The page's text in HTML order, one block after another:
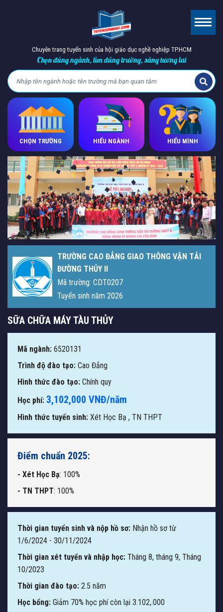
Chuyên trang tuyển sinh của hội giáo dục nghề nghiệp TP.HCM
Chọn đúng ngành, tìm đúng trường, sáng tương lai
HIỂU MÌNH
HIỂU NGÀNH
CHỌN TRƯỜNG
TRƯỜNG CAO ĐẲNG GIAO THÔNG VẬN TẢI
ĐƯỜNG THỦY II
Mã trường: CDT0207
Tuyển sinh năm 2026
SỮA CHỮA MÁY TÀU THỦY
Mã ngành: 6520131
Trình độ đào tạo: Cao Đẳng
Hình thức đào tạo: Chính quy
Học phí: 3,102,000 VNĐ/năm
Hình thức tuyển sinh: Xét Học Bạ , TN THPT
Điểm chuẩn 2025:
- Xét Học Bạ: 100%
- TN THPT: 100%
Thời gian tuyển sinh và nộp hồ sơ: Nhận hồ sơ từ
1/6/2024 - 30/11/2024
Thời gian xét tuyển và nhập học: Tháng 8, tháng 9, Tháng
10/2023
Thời gian đào tạo: 2.5 năm
Học bổng: Giảm 70% học phí còn lại 3.102,.000